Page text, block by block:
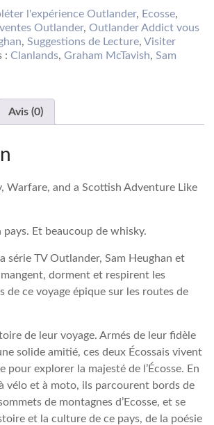
l'expérience Outlander, Ecosse,
Outlander,Outlander Addict vous
,Suggestions de Lecture,Visiter
:Clanlands,Graham McTavish,Sam
Avis (0)
Warfare, and a Scottish Adventure Like
pays. Et beaucoup de whisky.
série TV Outlander, Sam Heughan et
dorment et respirent les
de ce voyage épique sur les routes de
de leur voyage. Armés de leur fidèle
solide amitié, ces deux Écossais vivent
pour explorer la majesté de l’Écosse. En
vélo et à moto, ils parcourent bords de
de montagnes d’Ecosse, et se
et la culture de ce pays, de la poésie